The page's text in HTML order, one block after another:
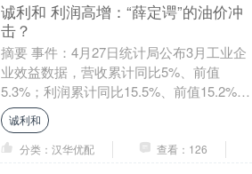
诚利和 利润高增：“薛定谔”的油价冲
击？
摘要 事件：4月27日统计局公布3月工业企
业效益数据，营收累计同比5%、前值
5.3%；利润累计同比15.5%、前值15.2%。
3月末，产成品存货同比5.2%、前....
诚利和
分类：汉华优配
查看：126